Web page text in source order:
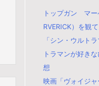
トップガン マー
RVERICK）を観
「シン・ウルト
トラマンが好き
想
映画「ヴォイジ